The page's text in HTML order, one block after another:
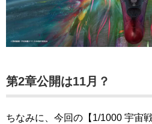
第2章公開は11月？
ちなみに、今回の【1/1000 宇宙